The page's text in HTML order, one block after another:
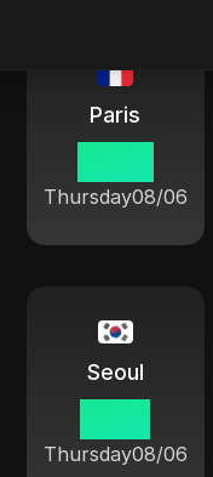
Paris
Thursday08/06
Seoul
Thursday08/06